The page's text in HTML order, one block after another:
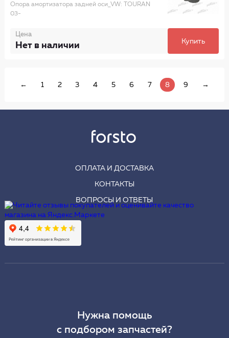
Опора амортизатора задней оси_VW: TOURAN
03-
Цена
Нет в наличии Купить
← 1 2 3 4 5 6 7 8 9 →
ОПЛАТА И ДОСТАВКА
КОНТАКТЫ
ВОПРОСЫ И ОТВЕТЫ
Нужна помощь
с подбором запчастей?